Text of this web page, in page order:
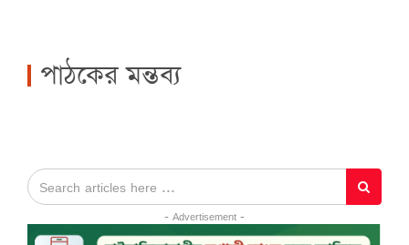
পাঠকের মন্তব্য
- Advertisement -